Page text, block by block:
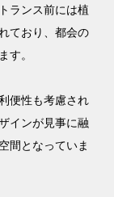
ランス前には植
ており、都会の
。
便性も考慮され
インが見事に融
間となっていま